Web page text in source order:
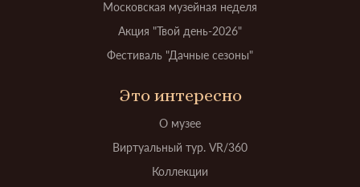
Московская музейная неделя
Акция "Твой день-2026"
Фестиваль "Дачные сезоны"
Это интересно
О музее
Виртуальный тур. VR/360
Коллекции